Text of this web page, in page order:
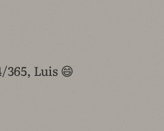
365, Luis 😄